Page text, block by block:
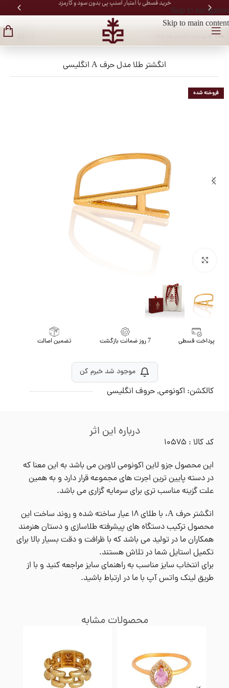
Skip to navigation
Skip to main content
خرید قسطی با اعتبار اسنپ پی بدون سود و کارمزد
خانه/طلای زنانه
فروخته شده
انگشتر طلا مدل حرف A انگلیسی
پرداخت قسطی 7 روز ضمانت بازگشت تضمین اصالت
موجود شد خبرم کن
کالکشن: اکونومی,حروف انگلیسی
محصولات مشابه
درباره این اثر
کد کالا : ۱۰۵۷۵
این محصول جزو لاین اکونومی لاوین می باشد به این معنا که
در دسته پایین ترین اجرت های مجموعه قرار دارد و به همین
علت گزینه مناسب تری برای سرمایه گزاری می باشد.
انگشتر حرف A، با طلای ۱۸ عیار ساخته شده و روند ساخت این
محصول ترکیب دستگاه های پیشرفته طلاسازی و دستان هنرمند
همکاران ما در تولید می باشد که با ظرافت و دقت بسیار بالا برای
تکمیل استایل شما در تلاش هستند.
برای انتخاب سایز مناسب به راهنمای سایز مراجعه کنید و با از
طریق لینک واتس آپ با ما در ارتباط باشید.